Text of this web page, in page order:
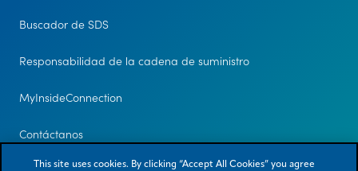
Buscador de SDS
Responsabilidad de la cadena de suministro
MyInsideConnection
Contáctanos
This site uses cookies. By clicking “Accept All Cookies” you agree